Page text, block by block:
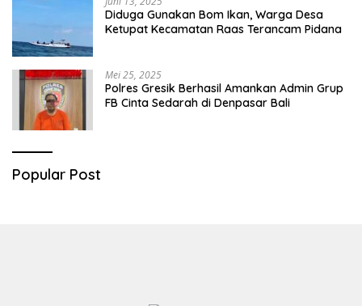
Diduga Gunakan Bom Ikan, Warga Desa
Ketupat Kecamatan Raas Terancam Pidana
Mei 25, 2025
Polres Gresik Berhasil Amankan Admin Grup
FB Cinta Sedarah di Denpasar Bali
Popular Post